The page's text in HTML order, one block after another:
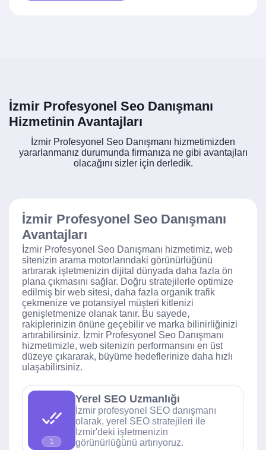
İzmir Profesyonel Seo Danışmanı
Hizmetinin Avantajları
İzmir Profesyonel Seo Danışmanı hizmetimizden
yararlanmanız durumunda firmanıza ne gibi avantajları
olacağını sizler için derledik.
İzmir Profesyonel Seo Danışmanı
Avantajları
İzmir Profesyonel Seo Danışmanı hizmetimiz, web
sitenizin arama motorlarındaki görünürlüğünü
artırarak işletmenizin dijital dünyada daha fazla ön
plana çıkmasını sağlar. Doğru stratejilerle optimize
edilmiş bir web sitesi, daha fazla organik trafik
çekmenize ve potansiyel müşteri kitlenizi
genişletmenize olanak tanır. Bu sayede,
rakiplerinizin önüne geçebilir ve marka bilinirliğinizi
artırabilirsiniz. İzmir Profesyonel Seo Danışmanı
hizmetimizle, web sitenizin performansını en üst
düzeye çıkararak, büyüme hedeflerinize daha hızlı
ulaşabilirsiniz.
1
Yerel SEO Uzmanlığı
İzmir profesyonel SEO danışmanı
olarak, yerel SEO stratejileri ile
İzmir'deki işletmenizin
görünürlüğünü artırıyoruz.